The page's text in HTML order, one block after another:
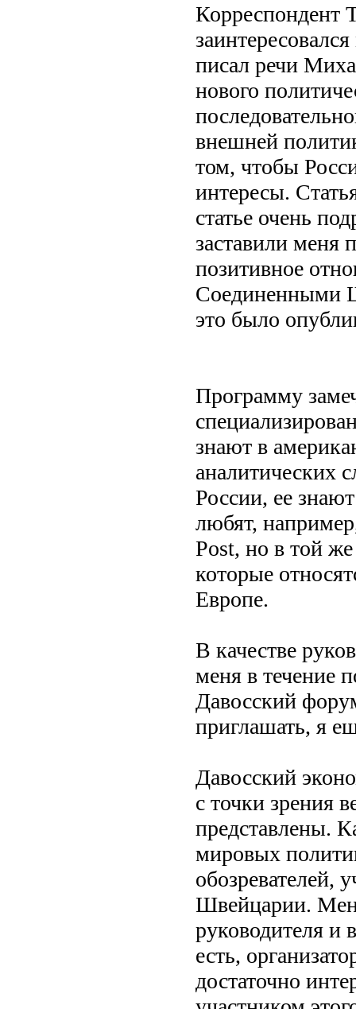
Корреспондент
писал речи
нового
внешней
том, чтобы
интересы.
статье очень
заставили меня
позитивное
Соединенными
это было
Программу
знают в
аналитических
России, ее
любят,
Post, но в той
которые
Европе.
В качестве
меня в течение
Давосский
приглашать, я
Давосский
с точки зрения
представлены.
мировых
обозревателей,
Швейцарии.
руководителя и
есть,
достаточно